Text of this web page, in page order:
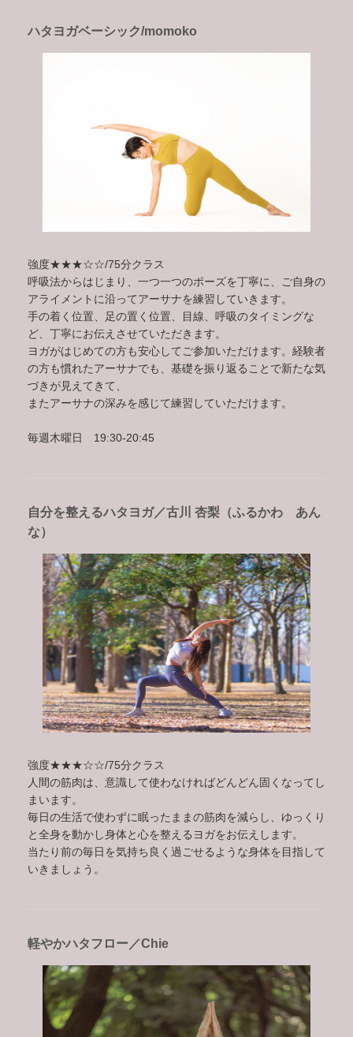
ハタヨガベーシック/momoko
強度★★★☆☆/75分クラス
呼吸法からはじまり、一つ一つのポーズを丁寧に、ご自身の
アライメントに沿ってアーサナを練習していきます。
手の着く位置、足の置く位置、目線、呼吸のタイミングな
ど、丁寧にお伝えさせていただきます。
ヨガがはじめての方も安心してご参加いただけます。経験者
の方も慣れたアーサナでも、基礎を振り返ることで新たな気
づきが見えてきて、
またアーサナの深みを感じて練習していただけます。
毎週木曜日 19:30-20:45
自分を整えるハタヨガ／古川 杏梨（ふるかわ あん
な）
強度★★★☆☆/75分クラス
人間の筋肉は、意識して使わなければどんどん固くなってし
まいます。
毎日の生活で使わずに眠ったままの筋肉を減らし、ゆっくり
と全身を動かし身体と心を整えるヨガをお伝えします。
当たり前の毎日を気持ち良く過ごせるような身体を目指して
いきましょう。
軽やかハタフロー／Chie